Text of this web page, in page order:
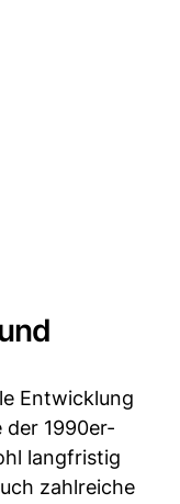
Entwicklung
1990er-
langfristig
zahlreiche